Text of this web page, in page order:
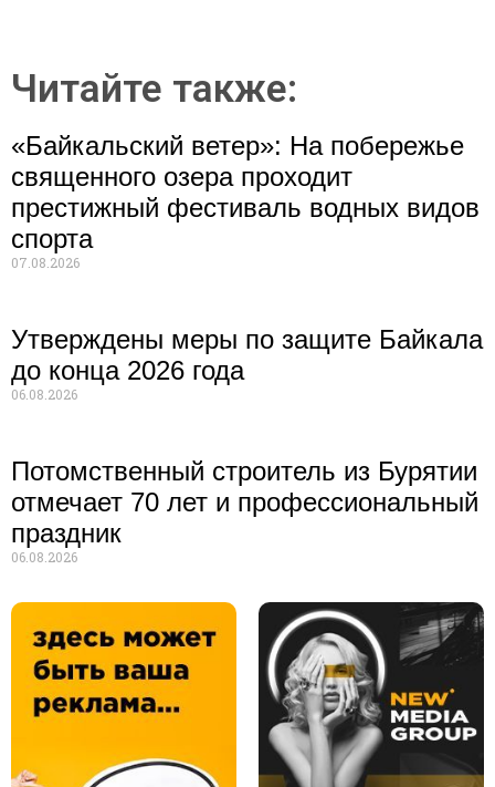
Читайте также:
«Байкальский ветер»: На побережье
священного озера проходит
престижный фестиваль водных видов
спорта
07.08.2026
Утверждены меры по защите Байкала
до конца 2026 года
06.08.2026
Потомственный строитель из Бурятии
отмечает 70 лет и профессиональный
праздник
06.08.2026